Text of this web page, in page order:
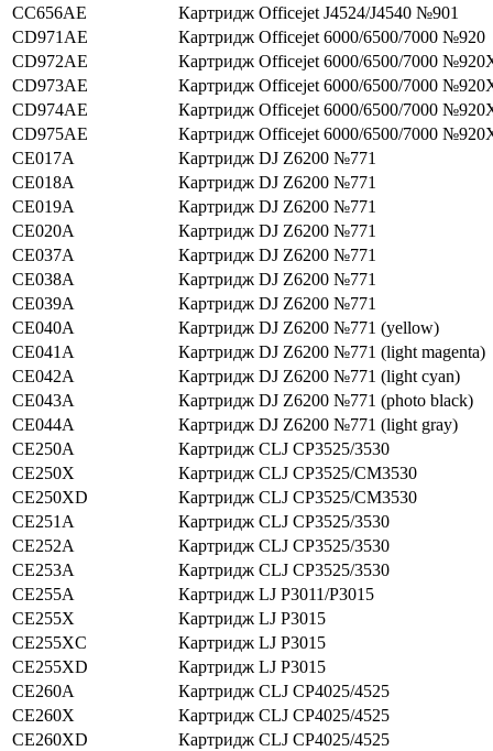
CC656AE
Картридж Officejet J4524/J4540 №901
CD971AE
Картридж Officejet 6000/6500/7000 №920
CD972AE
Картридж Officejet 6000/6500/7000
CD973AE
Картридж Officejet 6000/6500/7000
CD974AE
Картридж Officejet 6000/6500/7000
CD975AE
Картридж Officejet 6000/6500/7000
CE017A
Картридж DJ Z6200 №771
CE018A
Картридж DJ Z6200 №771
CE019A
Картридж DJ Z6200 №771
CE020A
Картридж DJ Z6200 №771
CE037A
Картридж DJ Z6200 №771
CE038A
Картридж DJ Z6200 №771
CE039A
Картридж DJ Z6200 №771
CE040A
Картридж DJ Z6200 №771 (yellow)
CE041A
Картридж DJ Z6200 №771 (light magenta)
CE042A
Картридж DJ Z6200 №771 (light cyan)
CE043A
Картридж DJ Z6200 №771 (photo black)
CE044A
Картридж DJ Z6200 №771 (light gray)
CE250A
Картридж CLJ CP3525/3530
CE250X
Картридж CLJ CP3525/CM3530
CE250XD
Картридж CLJ CP3525/CM3530
CE251A
Картридж CLJ CP3525/3530
CE252A
Картридж CLJ CP3525/3530
CE253A
Картридж CLJ CP3525/3530
CE255A
Картридж LJ P3011/P3015
CE255X
Картридж LJ P3015
CE255XC
Картридж LJ P3015
CE255XD
Картридж LJ P3015
CE260A
Картридж CLJ CP4025/4525
CE260X
Картридж CLJ CP4025/4525
CE260XD
Картридж CLJ CP4025/4525